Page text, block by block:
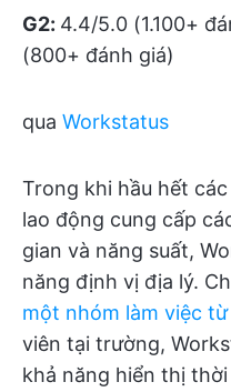
G2: 4.4/5.0 (1.100+
(800+ đánh giá)
qua Workstatus
Trong khi hầu hết
lao động cung cấp
gian và năng suất,
năng định vị địa lý.
một nhóm làm việc từ
viên tại trường,
khả năng hiển thị